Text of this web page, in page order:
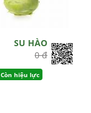
SU HÀO
0 đ
Còn hiệu lực